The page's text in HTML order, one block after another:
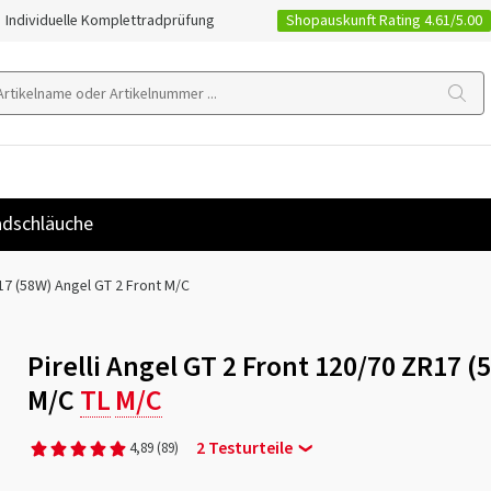
Individuelle Komplettradprüfung Shopauskunft Rating 4.61/5.00
(58W) Angel GT 2 Front M/C
Pirelli Angel GT 2 Front 120/70 ZR17
M/CTLM/C
4,89 (89) 2 Testurteile